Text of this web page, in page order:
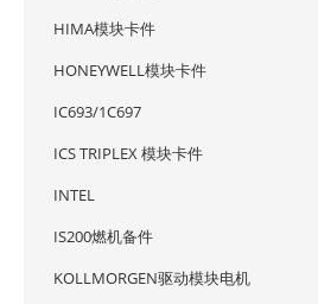
HIMA模块卡件
HONEYWELL模块卡件
IC693/1C697
ICS TRIPLEX 模块卡件
INTEL
IS200燃机备件
KOLLMORGEN驱动模块电机